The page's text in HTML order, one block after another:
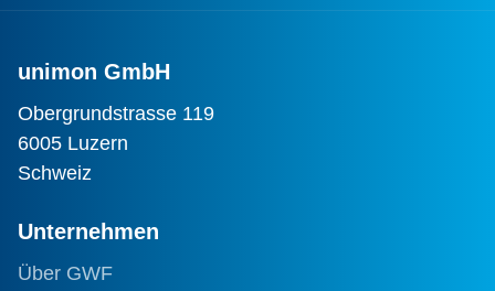
unimon GmbH
Obergrundstrasse 119
6005 Luzern
Schweiz
Unternehmen
Über GWF